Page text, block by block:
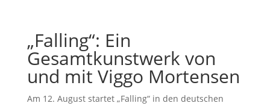
„Falling“: Ein
Gesamtkunstwerk von
und mit Viggo Mortensen
Am 12. August startet „Falling“ in den deutschen